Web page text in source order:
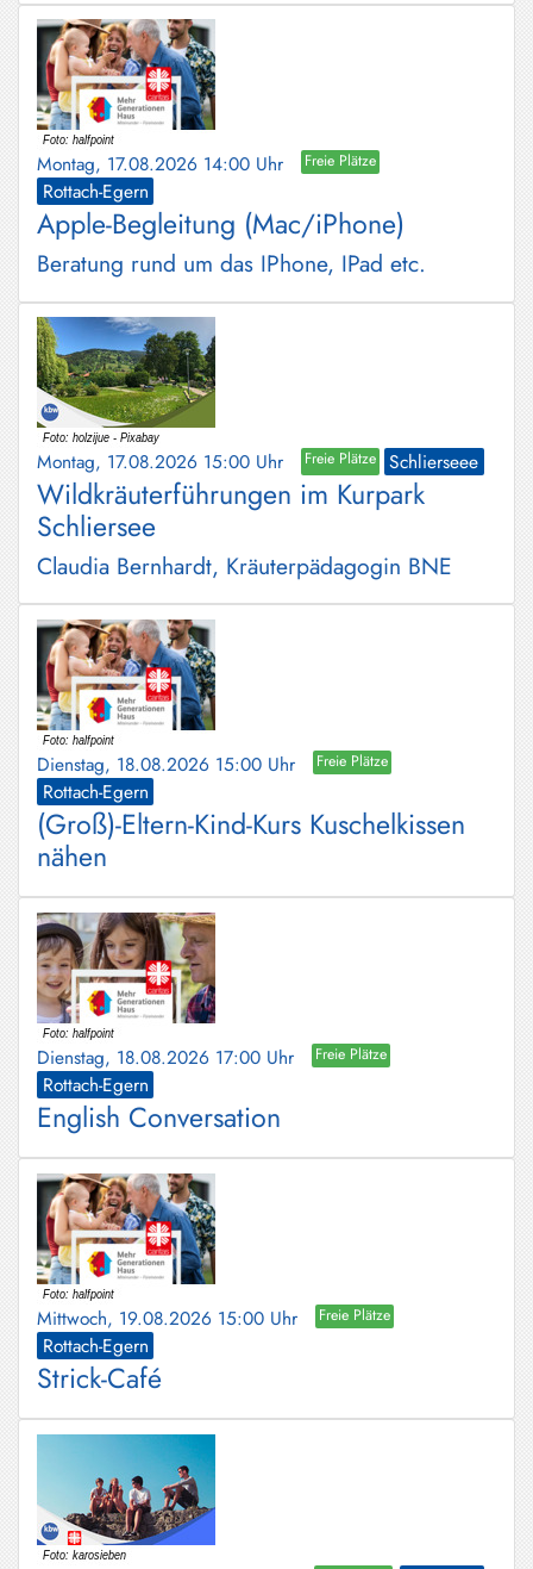
Montag, 17.08.2026 14:00 Uhr Freie Plätze
Rottach-Egern
Apple-Begleitung (Mac/iPhone)
Beratung rund um das IPhone, IPad etc.
Montag, 17.08.2026 15:00 Uhr Freie Plätze Schlierseee
Wildkräuterführungen im Kurpark
Schliersee
Claudia Bernhardt, Kräuterpädagogin BNE
Dienstag, 18.08.2026 15:00 Uhr Freie Plätze
Rottach-Egern
(Groß)-Eltern-Kind-Kurs Kuschelkissen
nähen
Dienstag, 18.08.2026 17:00 Uhr Freie Plätze
Rottach-Egern
English Conversation
Mittwoch, 19.08.2026 15:00 Uhr Freie Plätze
Rottach-Egern
Strick-Café